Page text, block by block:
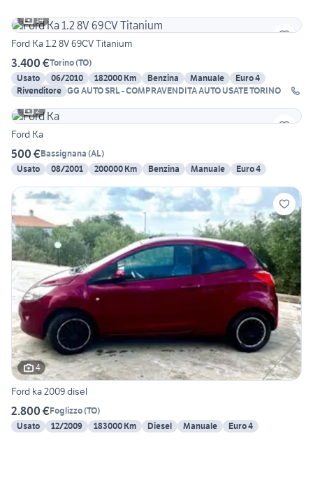
14
Ford Ka 1.2 8V 69CV Titanium
3.400 €Torino(TO)
Usato
06/2010 182000 Km Benzina Manuale
Euro 4
Rivenditore GG AUTO SRL - COMPRAVENDITA AUTO USATE TORINO
2
Ford Ka
500 €Bassignana (AL)
Usato
08/2001 200000 Km Benzina Manuale Euro 4
4
Ford ka 2009 disel
2.800 €Foglizzo(TO)
Usato
12/2009 183000 Km Diesel Manuale Euro 4